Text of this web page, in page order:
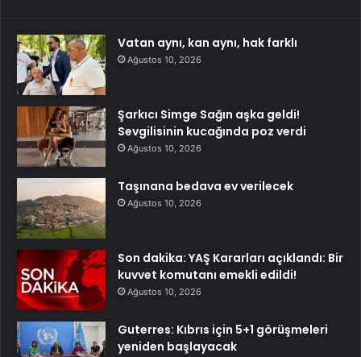
Vatan aynı, kan aynı, hak farklı
Ağustos 10, 2026
Şarkıcı Simge Sağın aşka geldi!
Sevgilisinin kucağında poz verdi
Ağustos 10, 2026
Taşınana bedava ev verilecek
Ağustos 10, 2026
Son dakika: YAŞ Kararları açıklandı: Bir
kuvvet komutanı emekli edildi!
Ağustos 10, 2026
Guterres: Kıbrıs için 5+1 görüşmeleri
yeniden başlayacak